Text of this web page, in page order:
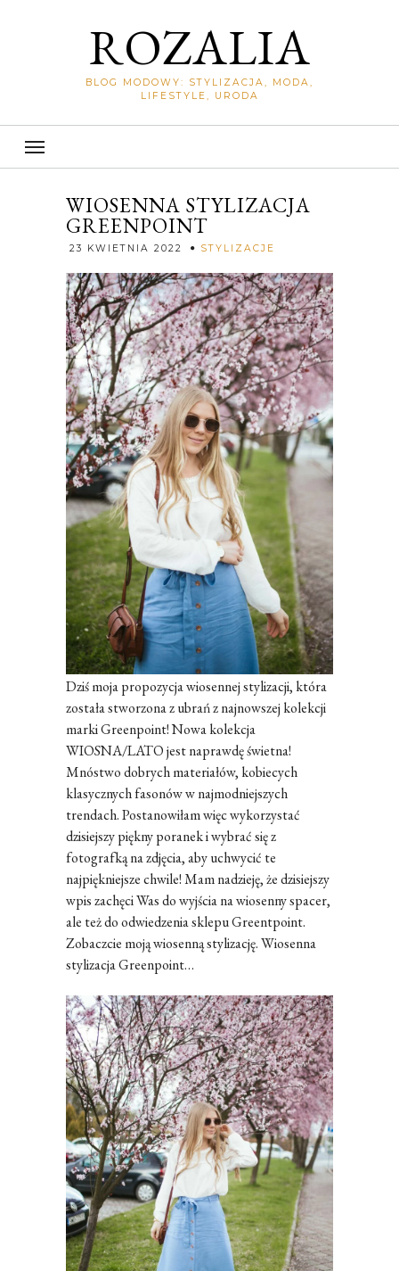
ROZALIA
BLOG MODOWY: STYLIZACJA, MODA,
LIFESTYLE, URODA
WIOSENNA STYLIZACJA
GREENPOINT
23 KWIETNIA 2022 STYLIZACJE
Dziś moja propozycja wiosennej stylizacji, która
została stworzona z ubrań z najnowszej kolekcji
marki Greenpoint! Nowa kolekcja
WIOSNA/LATO jest naprawdę świetna!
Mnóstwo dobrych materiałów, kobiecych
klasycznych fasonów w najmodniejszych
trendach. Postanowiłam więc wykorzystać
dzisiejszy piękny poranek i wybrać się z
fotografką na zdjęcia, aby uchwycić te
najpiękniejsze chwile! Mam nadzieję, że dzisiejszy
wpis zachęci Was do wyjścia na wiosenny spacer,
ale też do odwiedzenia sklepu Greentpoint.
Zobaczcie moją wiosenną stylizację. Wiosenna
stylizacja Greenpoint…